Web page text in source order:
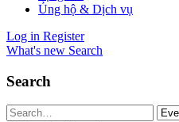
Ủng hộ & Dịch vụ
Log in Register
What's new Search
Search